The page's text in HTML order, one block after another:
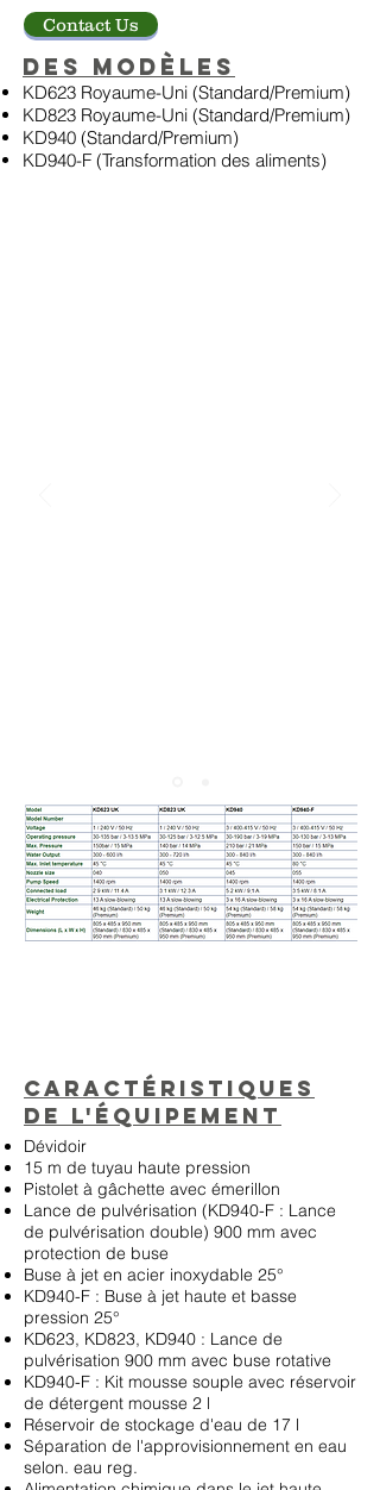
Contact Us
Des modèles
KD623 Royaume-Uni (Standard/Premium)
KD823 Royaume-Uni (Standard/Premium)
KD940 (Standard/Premium)
KD940-F (Transformation des aliments)
Caractéristiques
de l'équipement
Dévidoir
15 m de tuyau haute pression
Pistolet à gâchette avec émerillon
Lance de pulvérisation (KD940-F : Lance
de pulvérisation double) 900 mm avec
protection de buse
Buse à jet en acier inoxydable 25°
KD940-F : Buse à jet haute et basse
pression 25°
KD623, KD823, KD940 : Lance de
pulvérisation 900 mm avec buse rotative
KD940-F : Kit mousse souple avec réservoir
de détergent mousse 2 l
Réservoir de stockage d'eau de 17 l
Séparation de l'approvisionnement en eau
selon. eau reg.